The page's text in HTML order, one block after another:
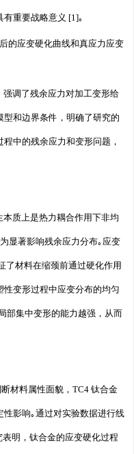
重要战略意义 [1]｡
的应变硬化曲线和真应力应变
调了残余应力对加工变形给
和边界条件，明确了研究的
中的残余应力和变形问题，
质上是热力耦合作用下非均
显著影响残余应力分布｡应变
了材料在缩颈前通过硬化作用
变形过程中应变分布的均匀
部集中变形的能力越强，从而
材料属性面貌，TC4 钛合金
影响｡通过对实验数据进行线
明，钛合金的应变硬化过程